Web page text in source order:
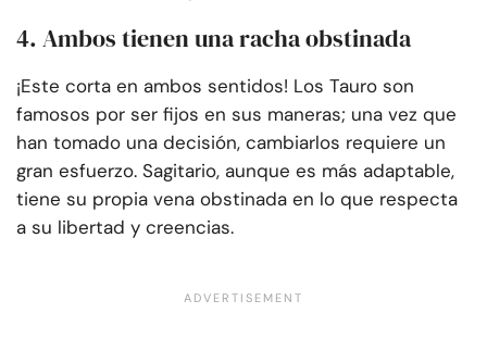
4. Ambos tienen una racha obstinada
¡Este corta en ambos sentidos! Los Tauro son
famosos por ser fijos en sus maneras; una vez que
han tomado una decisión, cambiarlos requiere un
gran esfuerzo. Sagitario, aunque es más adaptable,
tiene su propia vena obstinada en lo que respecta
a su libertad y creencias.